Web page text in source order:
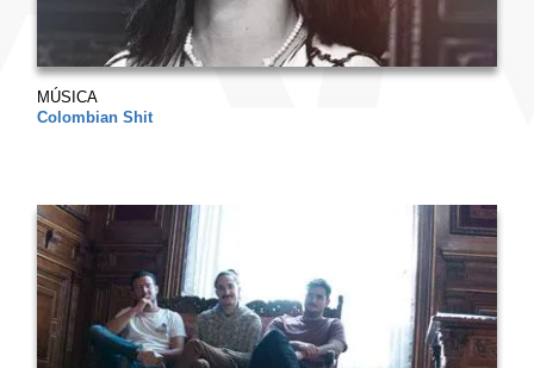
MÚSICA
Colombian Shit